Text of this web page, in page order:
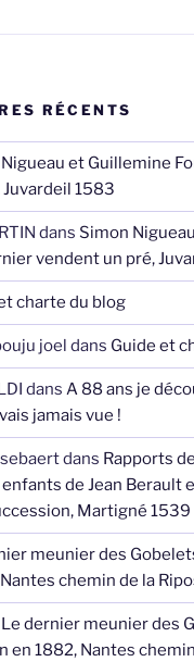
RÉCENTS
et Guillemine
1583
dans Simon
vendent un pré,
charte du blog
joel dans Guide et
dans A 88 ans je
jamais vue !
dans Rapports
enfants de Jean Berault
Martigné 1539
meunier des
chemin de la
Le dernier meunier des
en 1882, Nantes